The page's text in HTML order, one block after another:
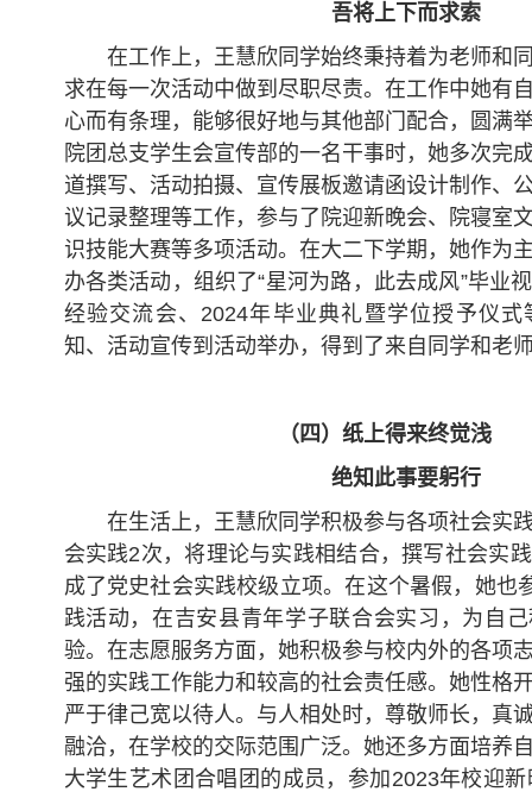
吾将上下而求索
在工作上，王慧欣同学始终秉持着为老师和
求在每一次活动中做到尽职尽责。在工作中她有
心而有条理，能够很好地与其他部门配合，圆满
院团总支学生会宣传部的一名干事时，她多次完
道撰写、活动拍摄、宣传展板邀请函设计制作、
议记录整理等工作，参与了院迎新晚会、院寝室
识技能大赛等多项活动。在大二下学期，她作为
办各类活动，组织了“星河为路，此去成风”毕业
经验交流会、2024年毕业典礼暨学位授予仪式
知、活动宣传到活动举办，得到了来自同学和老
（四）纸上得来终觉浅
绝知此事要躬行
在生活上，王慧欣同学积极参与各项社会实
会实践2次，将理论与实践相结合，撰写社会实
成了党史社会实践校级立项。在这个暑假，她也
践活动，在吉安县青年学子联合会实习，为自
验。在志愿服务方面，她积极参与校内外的各项
强的实践工作能力和较高的社会责任感。她性格
严于律己宽以待人。与人相处时，尊敬师长，真
融洽，在学校的交际范围广泛。她还多方面培养
大学生艺术团合唱团的成员，参加2023年校迎